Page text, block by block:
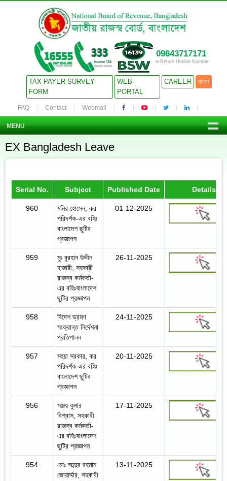
09643717171
e-Return Hotline Number
TAX PAYER SURVEY-
FORM
WEB
PORTAL
CAREER বাংলা
FAQ Contact Webmail
MENU
EX Bangladesh Leave
Serial No. Subject Published Date Details
960
মনির হোসেন, কর
পরিদর্শক-এর বহিঃ
বাংলাদেশ ছুটির
প্রজ্ঞাপন
01-12-2025
959
মুঃ বুরহান উদ্দীন
হাজারী, সহকারী
রাজস্ব কর্মকর্তা-
এর বহিঃবাংলাদেশ
ছুটির প্রজ্ঞাপন
26-11-2025
958
বিদেশ ভ্রমণ
সংক্রান্ত নির্দেশনা
প্রতিপালন
24-11-2025
957
মহুয়া সরকার, কর
পরিদর্শক-এর বহিঃ
বাংলাদেশ ছুটির
প্রজ্ঞাপন
20-11-2025
956
সঞ্জয় কুমার
বিশ্বাস, সহকারী
রাজস্ব কর্মকর্তা-
এর বহিঃবাংলাদেশ
ছুটির প্রজ্ঞাপন
17-11-2025
954
মোঃ আব্দুর রহমান
জোয়ার্দ্দার, সহকারী
13-11-2025